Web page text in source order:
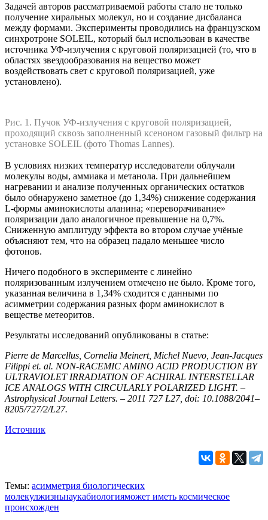
Задачей авторов рассматриваемой работы стало не только
получение хиральных молекул, но и создание дисбаланса
между формами. Эксперименты проводились на французском
синхротроне SOLEIL, который был использован в качестве
источника УФ-излучения с круговой поляризацией (то, что в
областях звездообразования на вещество может
воздействовать свет с круговой поляризацией, уже
установлено).
Рис. 1. Пучок УФ-излучения с круговой поляризацией,
проходящий сквозь заполненный ксеноном газовый фильтр на
установке SOLEIL (фото Thomas Lannes).
В условиях низких температур исследователи облучали
молекулы воды, аммиака и метанола. При дальнейшем
нагревании и анализе полученных органических остатков
было обнаружено заметное (до 1,34%) снижение содержания
L-формы аминокислоты аланина; «переворачивание»
поляризации дало аналогичное превышение на 0,7%.
Сниженную амплитуду эффекта во втором случае учёные
объясняют тем, что на образец падало меньшее число
фотонов.
Ничего подобного в эксперименте с линейно
поляризованным излучением отмечено не было. Кроме того,
указанная величина в 1,34% сходится с данными по
асимметрии содержания разных форм аминокислот в
веществе метеоритов.
Результаты исследований опубликованы в статье:
Pierre de Marcellus, Cornelia Meinert, Michel Nuevo, Jean-Jacques
Filippi et. al. NON-RACEMIC AMINO ACID PRODUCTION BY
ULTRAVIOLET IRRADIATION OF ACHIRAL INTERSTELLAR
ICE ANALOGS WITH CIRCULARLY POLARIZED LIGHT. –
Astrophysical Journal Letters. – 2011 727 L27, doi: 10.1088/2041–
8205/727/2/L27.
Источник
Темы: асимметрия биологических
молекулжизньнаукабиологияможет иметь космическое
происхожден